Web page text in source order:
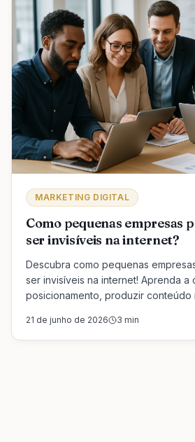
MARKETING DIGITAL
Como pequenas empresas
ser invisíveis na internet?
Descubra como pequenas
ser invisíveis na internet! Aprenda a
posicionamento, produzir conteúdo
21 de junho de 2026 3 min